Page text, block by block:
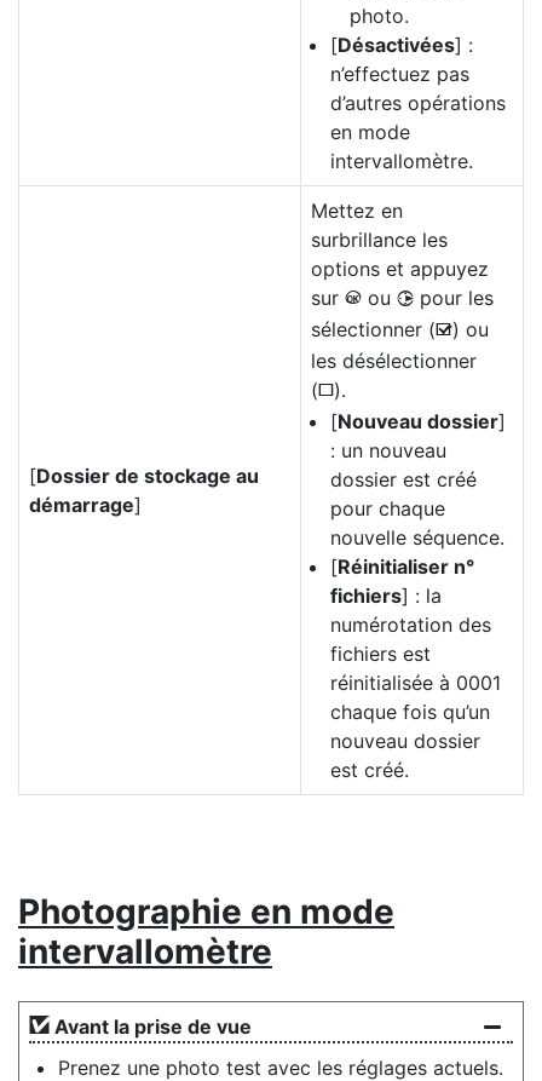
photo.
[Désactivées] :
n’effectuez pas
d’autres opérations
en mode
intervallomètre.
[Dossier de stockage au
démarrage]
Mettez en
surbrillance les
options et appuyez
sur J ou 2 pour les
sélectionner (M) ou
les désélectionner
(U).
[Nouveau dossier]
: un nouveau
dossier est créé
pour chaque
nouvelle séquence.
[Réinitialiser n°
fichiers] : la
numérotation des
fichiers est
réinitialisée à 0001
chaque fois qu’un
nouveau dossier
est créé.
Photographie en mode
intervallomètre
Avant la prise de vue
Prenez une photo test avec les réglages actuels.